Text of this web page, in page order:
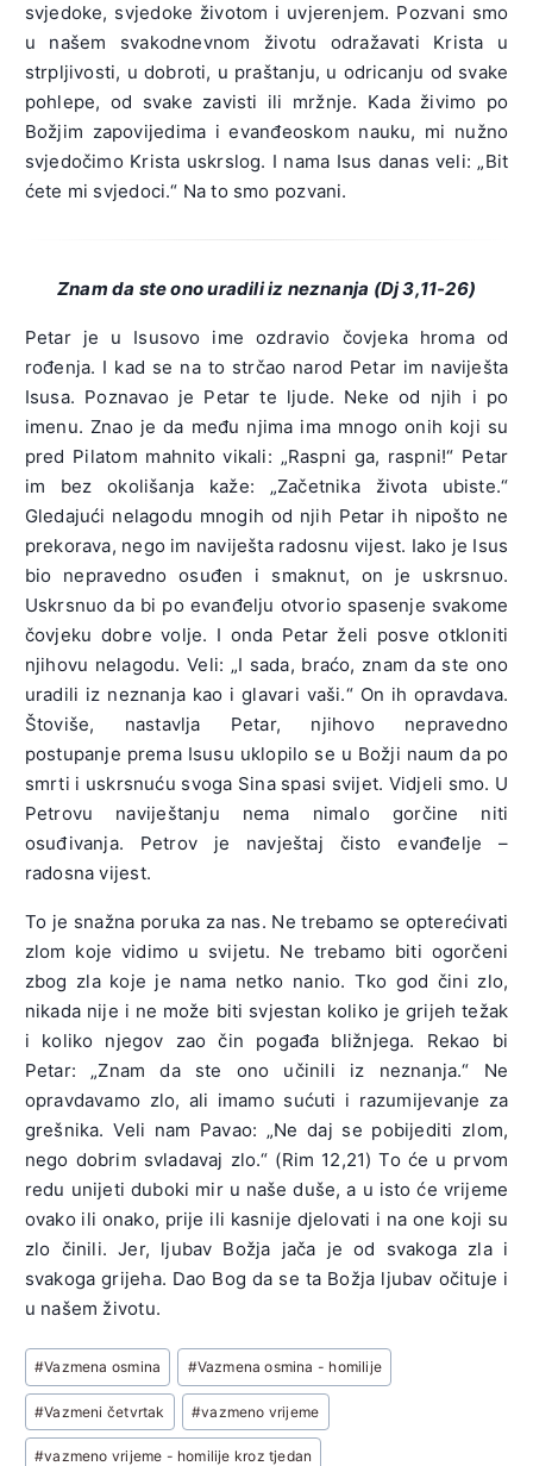
svjedoke, svjedoke životom i uvjerenjem. Pozvani smo
u našem svakodnevnom životu odražavati Krista u
strpljivosti, u dobroti, u praštanju, u odricanju od svake
pohlepe, od svake zavisti ili mržnje. Kada živimo po
Božjim zapovijedima i evanđeoskom nauku, mi nužno
svjedočimo Krista uskrslog. I nama Isus danas veli: „Bit
ćete mi svjedoci.“ Na to smo pozvani.
Znam da ste ono uradili iz neznanja (Dj 3,11-26)
Petar je u Isusovo ime ozdravio čovjeka hroma od
rođenja. I kad se na to strčao narod Petar im naviješta
Isusa. Poznavao je Petar te ljude. Neke od njih i po
imenu. Znao je da među njima ima mnogo onih koji su
pred Pilatom mahnito vikali: „Raspni ga, raspni!“ Petar
im bez okolišanja kaže: „Začetnika života ubiste.“
Gledajući nelagodu mnogih od njih Petar ih nipošto ne
prekorava, nego im naviješta radosnu vijest. Iako je Isus
bio nepravedno osuđen i smaknut, on je uskrsnuo.
Uskrsnuo da bi po evanđelju otvorio spasenje svakome
čovjeku dobre volje. I onda Petar želi posve otkloniti
njihovu nelagodu. Veli: „I sada, braćo, znam da ste ono
uradili iz neznanja kao i glavari vaši.“ On ih opravdava.
Štoviše, nastavlja Petar, njihovo nepravedno
postupanje prema Isusu uklopilo se u Božji naum da po
smrti i uskrsnuću svoga Sina spasi svijet. Vidjeli smo. U
Petrovu naviještanju nema nimalo gorčine niti
osuđivanja. Petrov je navještaj čisto evanđelje –
radosna vijest.
To je snažna poruka za nas. Ne trebamo se opterećivati
zlom koje vidimo u svijetu. Ne trebamo biti ogorčeni
zbog zla koje je nama netko nanio. Tko god čini zlo,
nikada nije i ne može biti svjestan koliko je grijeh težak
i koliko njegov zao čin pogađa bližnjega. Rekao bi
Petar: „Znam da ste ono učinili iz neznanja.“ Ne
opravdavamo zlo, ali imamo sućuti i razumijevanje za
grešnika. Veli nam Pavao: „Ne daj se pobijediti zlom,
nego dobrim svladavaj zlo.“ (Rim 12,21) To će u prvom
redu unijeti duboki mir u naše duše, a u isto će vrijeme
ovako ili onako, prije ili kasnije djelovati i na one koji su
zlo činili. Jer, ljubav Božja jača je od svakoga zla i
svakoga grijeha. Dao Bog da se ta Božja ljubav očituje i
u našem životu.
Post
Tags:
#Vazmena osmina #Vazmena osmina - homilije
#Vazmeni četvrtak #vazmeno vrijeme
#vazmeno vrijeme - homilije kroz tjedan